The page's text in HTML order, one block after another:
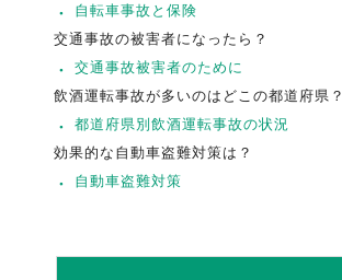
自転車事故と保険
交通事故の被害者になったら？
交通事故被害者のために
飲酒運転事故が多いのはどこの都道府県？
都道府県別飲酒運転事故の状況
効果的な自動車盗難対策は？
自動車盗難対策